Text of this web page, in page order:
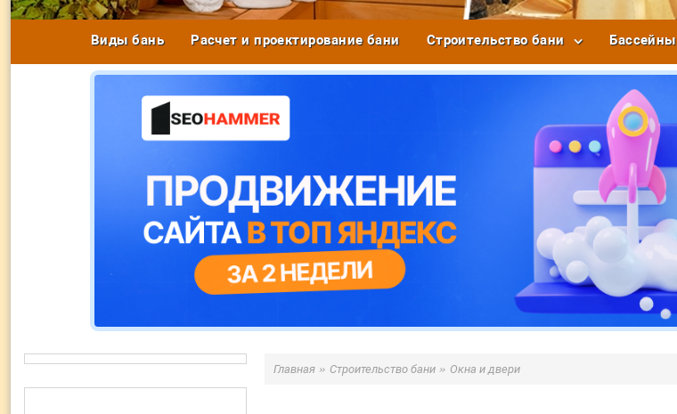
Виды бань Расчет и проектирование бани Строительство бани Бассейны
Главная » Строительство бани » Окна и двери